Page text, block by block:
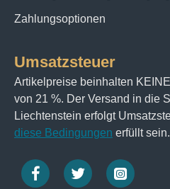
Zahlungsoptionen
Umsatzsteuer
Artikelpreise beinhalten
von 21 %. Der Versand in die
Liechtenstein erfolgt
diese Bedingungen erfüllt sein.